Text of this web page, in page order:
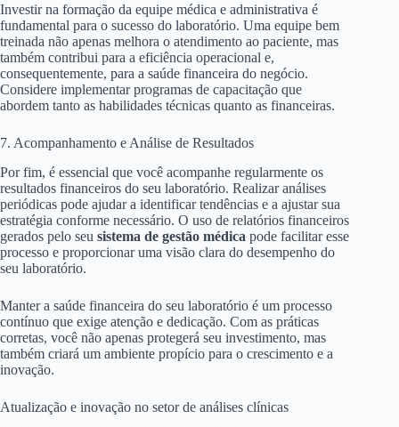
Investir na formação da equipe médica e administrativa é
fundamental para o sucesso do laboratório. Uma equipe bem
treinada não apenas melhora o atendimento ao paciente, mas
também contribui para a eficiência operacional e,
consequentemente, para a saúde financeira do negócio.
Considere implementar programas de capacitação que
abordem tanto as habilidades técnicas quanto as financeiras.
7. Acompanhamento e Análise de Resultados
Por fim, é essencial que você acompanhe regularmente os
resultados financeiros do seu laboratório. Realizar análises
periódicas pode ajudar a identificar tendências e a ajustar sua
estratégia conforme necessário. O uso de relatórios financeiros
gerados pelo seu sistema de gestão médica pode facilitar esse
processo e proporcionar uma visão clara do desempenho do
seu laboratório.
Manter a saúde financeira do seu laboratório é um processo
contínuo que exige atenção e dedicação. Com as práticas
corretas, você não apenas protegerá seu investimento, mas
também criará um ambiente propício para o crescimento e a
inovação.
Atualização e inovação no setor de análises clínicas